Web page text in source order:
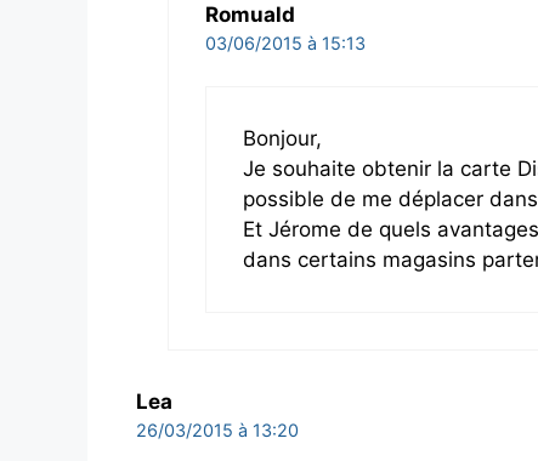
Romuald
03/06/2015 à 15:13
Bonjour,
Je souhaite obtenir la carte
possible de me déplacer
Et Jérome de quels
dans certains magasins
Lea
26/03/2015 à 13:20